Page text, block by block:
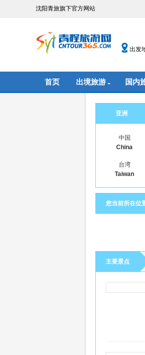
沈阳青旅旗下官方网站
出发
首页 出境旅游 国内
亚洲
中国
China
台湾
Taiwan
您当前所在位
主要景点